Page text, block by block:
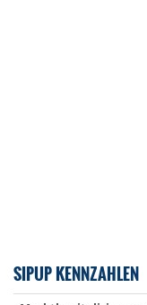
SIPUP KENNZAHLEN